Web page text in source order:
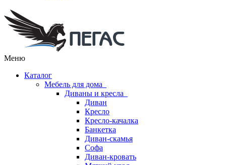
Меню
Каталог
Мебель для дома
Диваны и кресла
Диван
Кресло
Кресло-качалка
Банкетка
Диван-скамья
Софа
Диван-кровать